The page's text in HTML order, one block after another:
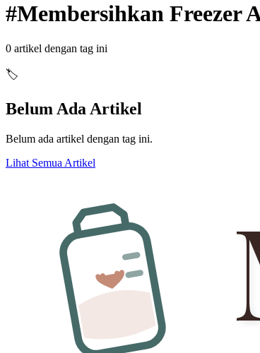
#Membersihkan Freezer
0 artikel dengan tag ini
🏷️
Belum Ada Artikel
Belum ada artikel dengan tag ini.
Lihat Semua Artikel